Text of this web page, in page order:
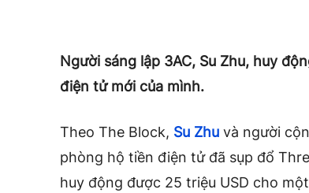
Người sáng lập 3AC, Su Zhu, huy
điện tử mới của mình.
Theo The Block, Su Zhu và người
phòng hộ tiền điện tử đã sụp đổ
huy động được 25 triệu USD cho